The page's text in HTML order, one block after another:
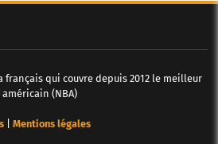
français qui couvre depuis 2012 le meilleur
(NBA)
| Mentions légales